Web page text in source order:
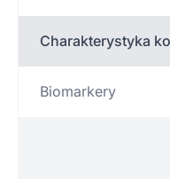
Charakterystyka
Biomarkery